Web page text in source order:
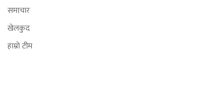
समाचार
खेलकुद
हाम्रो टीम